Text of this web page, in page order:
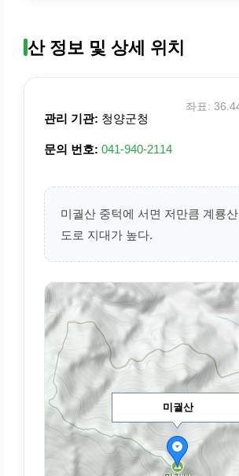
산 정보 및 상세 위치
관리 기관: 청양군청
문의 번호: 041-940-2114
좌표:
미궐산 중턱에 서면 저만큼 계룡
도로 지대가 높다.
미궐산